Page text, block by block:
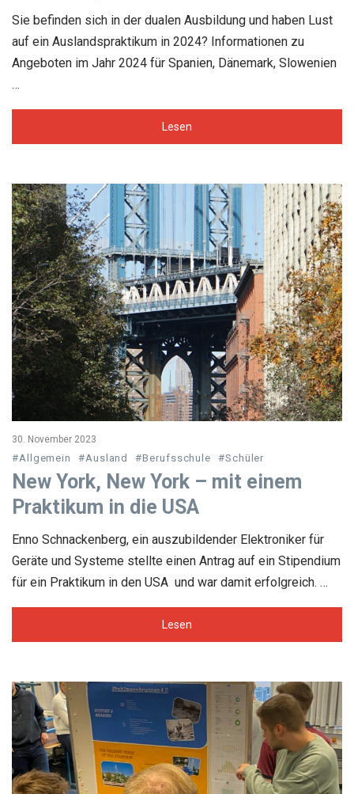
Sie befinden sich in der dualen Ausbildung und haben Lust
auf ein Auslandspraktikum in 2024? Informationen zu
Angeboten im Jahr 2024 für Spanien, Dänemark, Slowenien
…
Lesen
30. November 2023
#Allgemein #Ausland #Berufsschule #Schüler
New York, New York – mit einem
Praktikum in die USA
Enno Schnackenberg, ein auszubildender Elektroniker für
Geräte und Systeme stellte einen Antrag auf ein Stipendium
für ein Praktikum in den USA und war damit erfolgreich. …
Lesen